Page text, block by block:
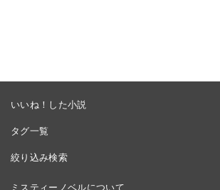
いいね！した小説
タグ一覧
絞り込み検索
ミスティーノベルについて